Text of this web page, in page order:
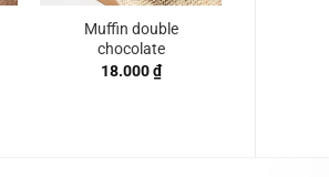
Muffin double
chocolate
18.000₫